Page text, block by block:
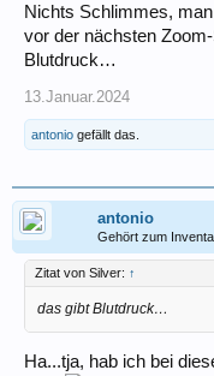
Nichts Schlimmes,
vor der nächsten
Blutdruck…
13.Januar.2024
antonio gefällt das.
antonio
Gehört zum
Zitat von Silver: ↑
das gibt Blutdruck…
Ha...tja, hab ich bei